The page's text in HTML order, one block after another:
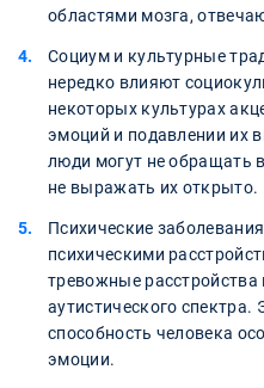
областями мозга,
Социум и культурные
нередко влияют
некоторых культурах
эмоций и подавлении их
люди могут не обращать
не выражать их открыто.
Психические
психическими
тревожные расстройства
аутистического спектра.
способность человека
эмоции.